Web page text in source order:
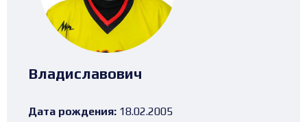
Владиславович
Дата рождения: 18.02.2005